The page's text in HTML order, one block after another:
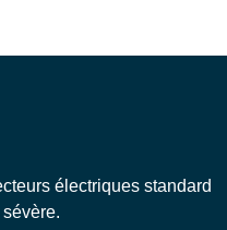
électriques standard